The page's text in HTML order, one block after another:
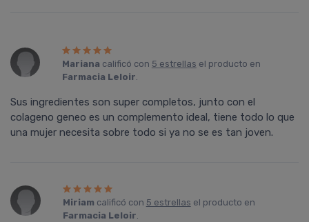
Mariana calificó con 5 estrellas el producto en
Farmacia Leloir.
Sus ingredientes son super completos, junto con el
colageno geneo es un complemento ideal, tiene todo lo que
una mujer necesita sobre todo si ya no se es tan joven.
Miriam calificó con 5 estrellas el producto en
Farmacia Leloir.